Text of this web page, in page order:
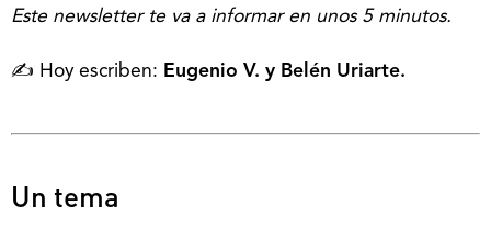
Este newsletter te va a informar en unos 5 minutos.
✍️ Hoy escriben: Eugenio V. y Belén Uriarte.
Un tema